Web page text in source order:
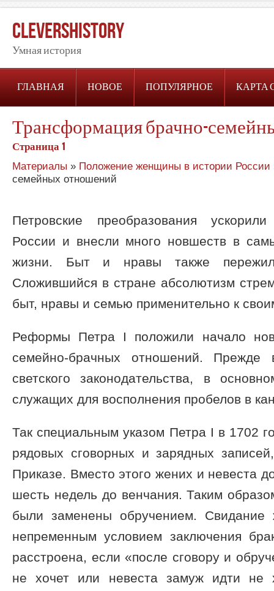
CleversHistory
Умная история
ГЛАВНАЯ НОВОЕ ПОПУЛЯРНОЕ КАРТА
Трансформация брачно-
Страница 1
Материалы » Положение женщины в истории России
семейных отношений
Петровские преобразования
России и внесли много новшеств в
жизни. Быт и нравы также
Сложившийся в стране абсолютизм
быт, нравы и семью применительно к
Реформы Петра I положили начало
семейно-брачных отношений. Прежде
светского законодательства, в
служащих для восполнения пробелов в
Так специальным указом Петра I в 1702
рядовых сговорных и зарядных
Приказе. Вместо этого жених и невеста
шесть недель до венчания. Таким
были заменены обручением. Свидание
непременным условием заключения
расстроена, если «после сговору и
не хочет или невеста замуж идти